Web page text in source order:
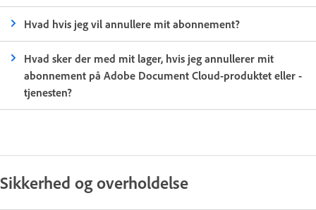
Hvad hvis jeg vil annullere mit abonnement?
Hvad sker der med mit lager, hvis jeg annullerer mit
abonnement på Adobe Document Cloud-produktet eller -
tjenesten?
Sikkerhed og overholdelse